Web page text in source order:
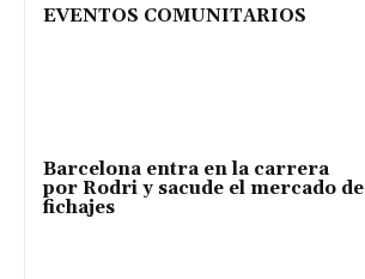
EVENTOS COMUNITARIOS
Barcelona entra en la carrera
por Rodri y sacude el mercado de
fichajes